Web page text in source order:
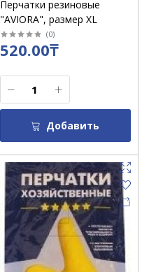
Перчатки резиновые
"AVIORA", размер XL
(0)
520.00₸
Добавить